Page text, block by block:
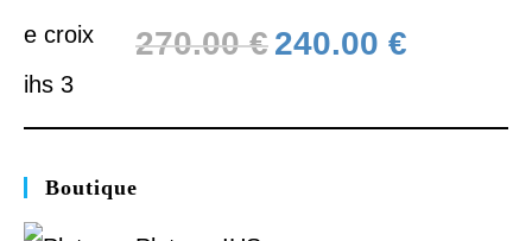
270.00€240.00 €
Boutique